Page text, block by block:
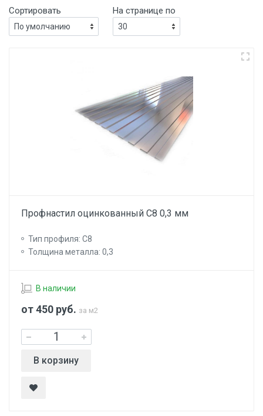
Сортировать
На странице по
Профнастил оцинкованный С8 0,3 мм
Тип профиля: С8
Толщина металла: 0,3
В наличии
от 450 руб. за м2
В корзину